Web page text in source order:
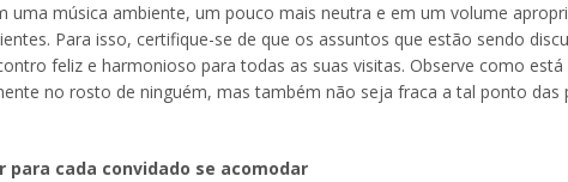
uma música ambiente, um pouco mais neutra e em um volume
Para isso, certifique-se de que os assuntos que estão sendo
feliz e harmonioso para todas as suas visitas. Observe como
no rosto de ninguém, mas também não seja fraca a tal ponto das
para cada convidado se acomodar